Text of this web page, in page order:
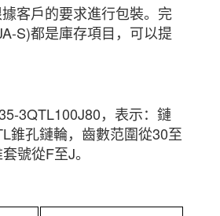
客戶的要求進行包裝。完
S)都是庫存項目，可以提
3QTL100J80，表示：鏈
錐孔鏈輪，齒數范圍從30至
號從F至J。